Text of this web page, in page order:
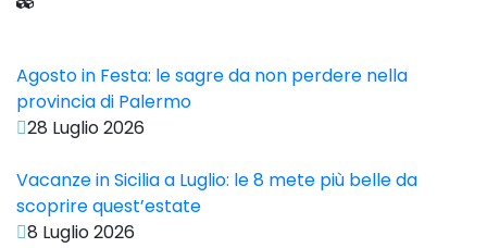
Agosto in Festa: le sagre da non perdere nella
provincia di Palermo
28 Luglio 2026
Vacanze in Sicilia a Luglio: le 8 mete più belle da
scoprire quest’estate
8 Luglio 2026